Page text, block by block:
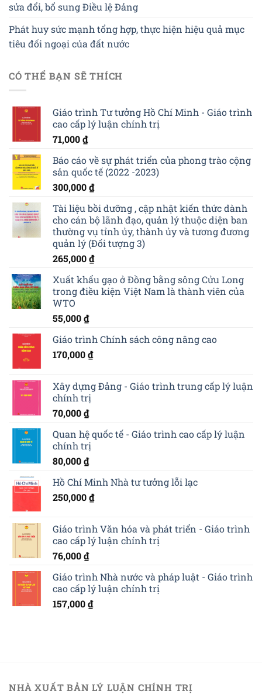
sửa đổi, bổ sung Điều lệ Đảng
Phát huy sức mạnh tổng hợp, thực hiện hiệu quả mục
tiêu đối ngoại của đất nước
CÓ THỂ BẠN SẼ THÍCH
Giáo trình Tư tưởng Hồ Chí Minh - Giáo trình
cao cấp lý luận chính trị
71,000₫
Báo cáo về sự phát triển của phong trào cộng
sản quốc tế (2022 -2023)
300,000₫
Tài liệu bồi dưỡng , cập nhật kiến thức dành
cho cán bộ lãnh đạo, quản lý thuộc diện ban
thường vụ tỉnh ủy, thành ủy và tương đương
quản lý (Đối tượng 3)
265,000₫
Xuất khẩu gạo ở Đồng bằng sông Cửu Long
trong điều kiện Việt Nam là thành viên của
WTO
55,000₫
Giáo trình Chính sách công nâng cao
170,000₫
Xây dựng Đảng - Giáo trình trung cấp lý luận
chính trị
70,000₫
Quan hệ quốc tế - Giáo trình cao cấp lý luận
chính trị
80,000₫
Hồ Chí Minh Nhà tư tưởng lỗi lạc
250,000₫
Giáo trình Văn hóa và phát triển - Giáo trình
cao cấp lý luận chính trị
76,000₫
Giáo trình Nhà nước và pháp luật - Giáo trình
cao cấp lý luận chính trị
157,000₫
NHÀ XUẤT BẢN LÝ LUẬN CHÍNH TRỊ